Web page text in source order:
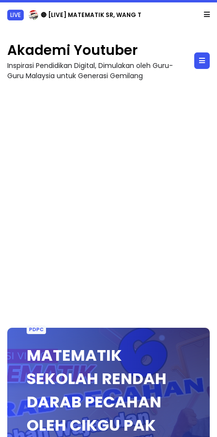
LIVE 🔴 [LIVE] MATEMATIK SR, WANG TAHUN 6 OLEH CIKGU ANITA #ALLINONE #141 #...
Akademi Youtuber
Inspirasi Pendidikan Digital, Dimulakan oleh Guru-
Guru Malaysia untuk Generasi Gemilang
PDPC
MATEMATIK
SEKOLAH RENDAH
DARAB PECAHAN
OLEH CIKGU PAK